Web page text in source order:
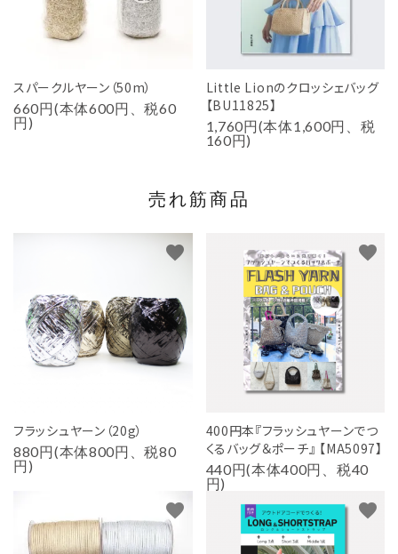
スパークルヤーン（50m）
660円(本体600円、税60
円)
Little Lionのクロッシェバッグ
【BU11825】
1,760円(本体1,600円、税
160円)
売れ筋商品
フラッシュヤーン（20g）
880円(本体800円、税80
円)
favorite
400円本『フラッシュヤーンでつ
くるバッグ＆ポーチ』 【MA5097】
440円(本体400円、税40
円)
favorite
favorite favorite